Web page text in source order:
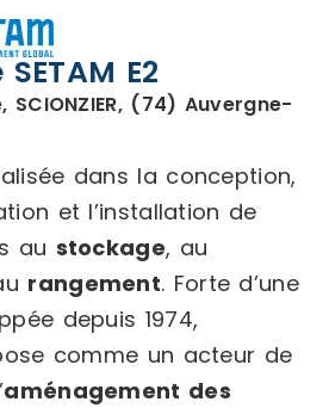
E2
SCIONZIER, (74) Auvergne-
dans la conception,
et l’installation de
au stockage, au
rangement. Forte d’une
depuis 1974,
comme un acteur de
aménagement des